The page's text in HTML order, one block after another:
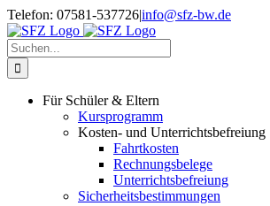
Zum
Inhalt
springen
Telefon: 07581-537726|info@sfz-bw.de
Suche
nach:
Für Schüler & Eltern
Kursprogramm
Kosten- und Unterrichtsbefreiung
Fahrtkosten
Rechnungsbelege
Unterrichtsbefreiung
Sicherheitsbestimmungen